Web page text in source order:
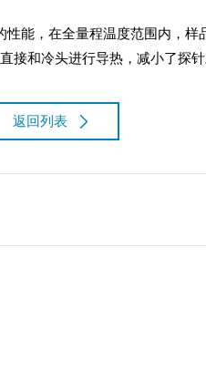
能，在全量程温度范围内，
和冷头进行导热，减小了探针
返回列表